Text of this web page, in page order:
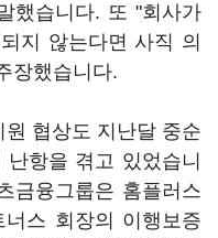
했습니다. 또 "회사가
지 않는다면 사직 의
장했습니다.
협상도 지난달 중순
항을 겪고 있었습니
금융그룹은 홈플러스
스 회장의 이행보증